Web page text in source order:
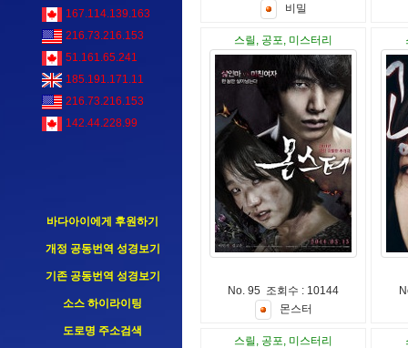
167.114.139.163
216.73.216.153
51.161.65.241
185.191.171.11
216.73.216.153
142.44.228.99
바다아이에게 후원하기
개정 공동번역 성경보기
기존 공동번역 성경보기
소스 하이라이팅
도로명 주소검색
비 밀
스릴, 공포, 미스터리
No. 95 조회수 : 10144
몬스터
스릴, 공포, 미스터리